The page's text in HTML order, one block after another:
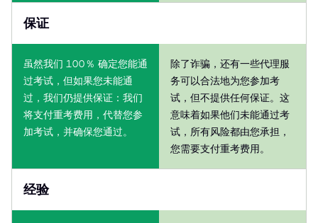
保证
虽然我们 100％ 确定您能通
过考试，但如果您未能通
过，我们仍提供保证：我们
将支付重考费用，代替您参
加考试，并确保您通过。
除了诈骗，还有一些代理服
务可以合法地为您参加考
试，但不提供任何保证。这
意味着如果他们未能通过考
试，所有风险都由您承担，
您需要支付重考费用。
经验